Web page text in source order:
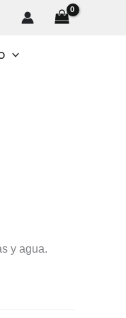
y agua.